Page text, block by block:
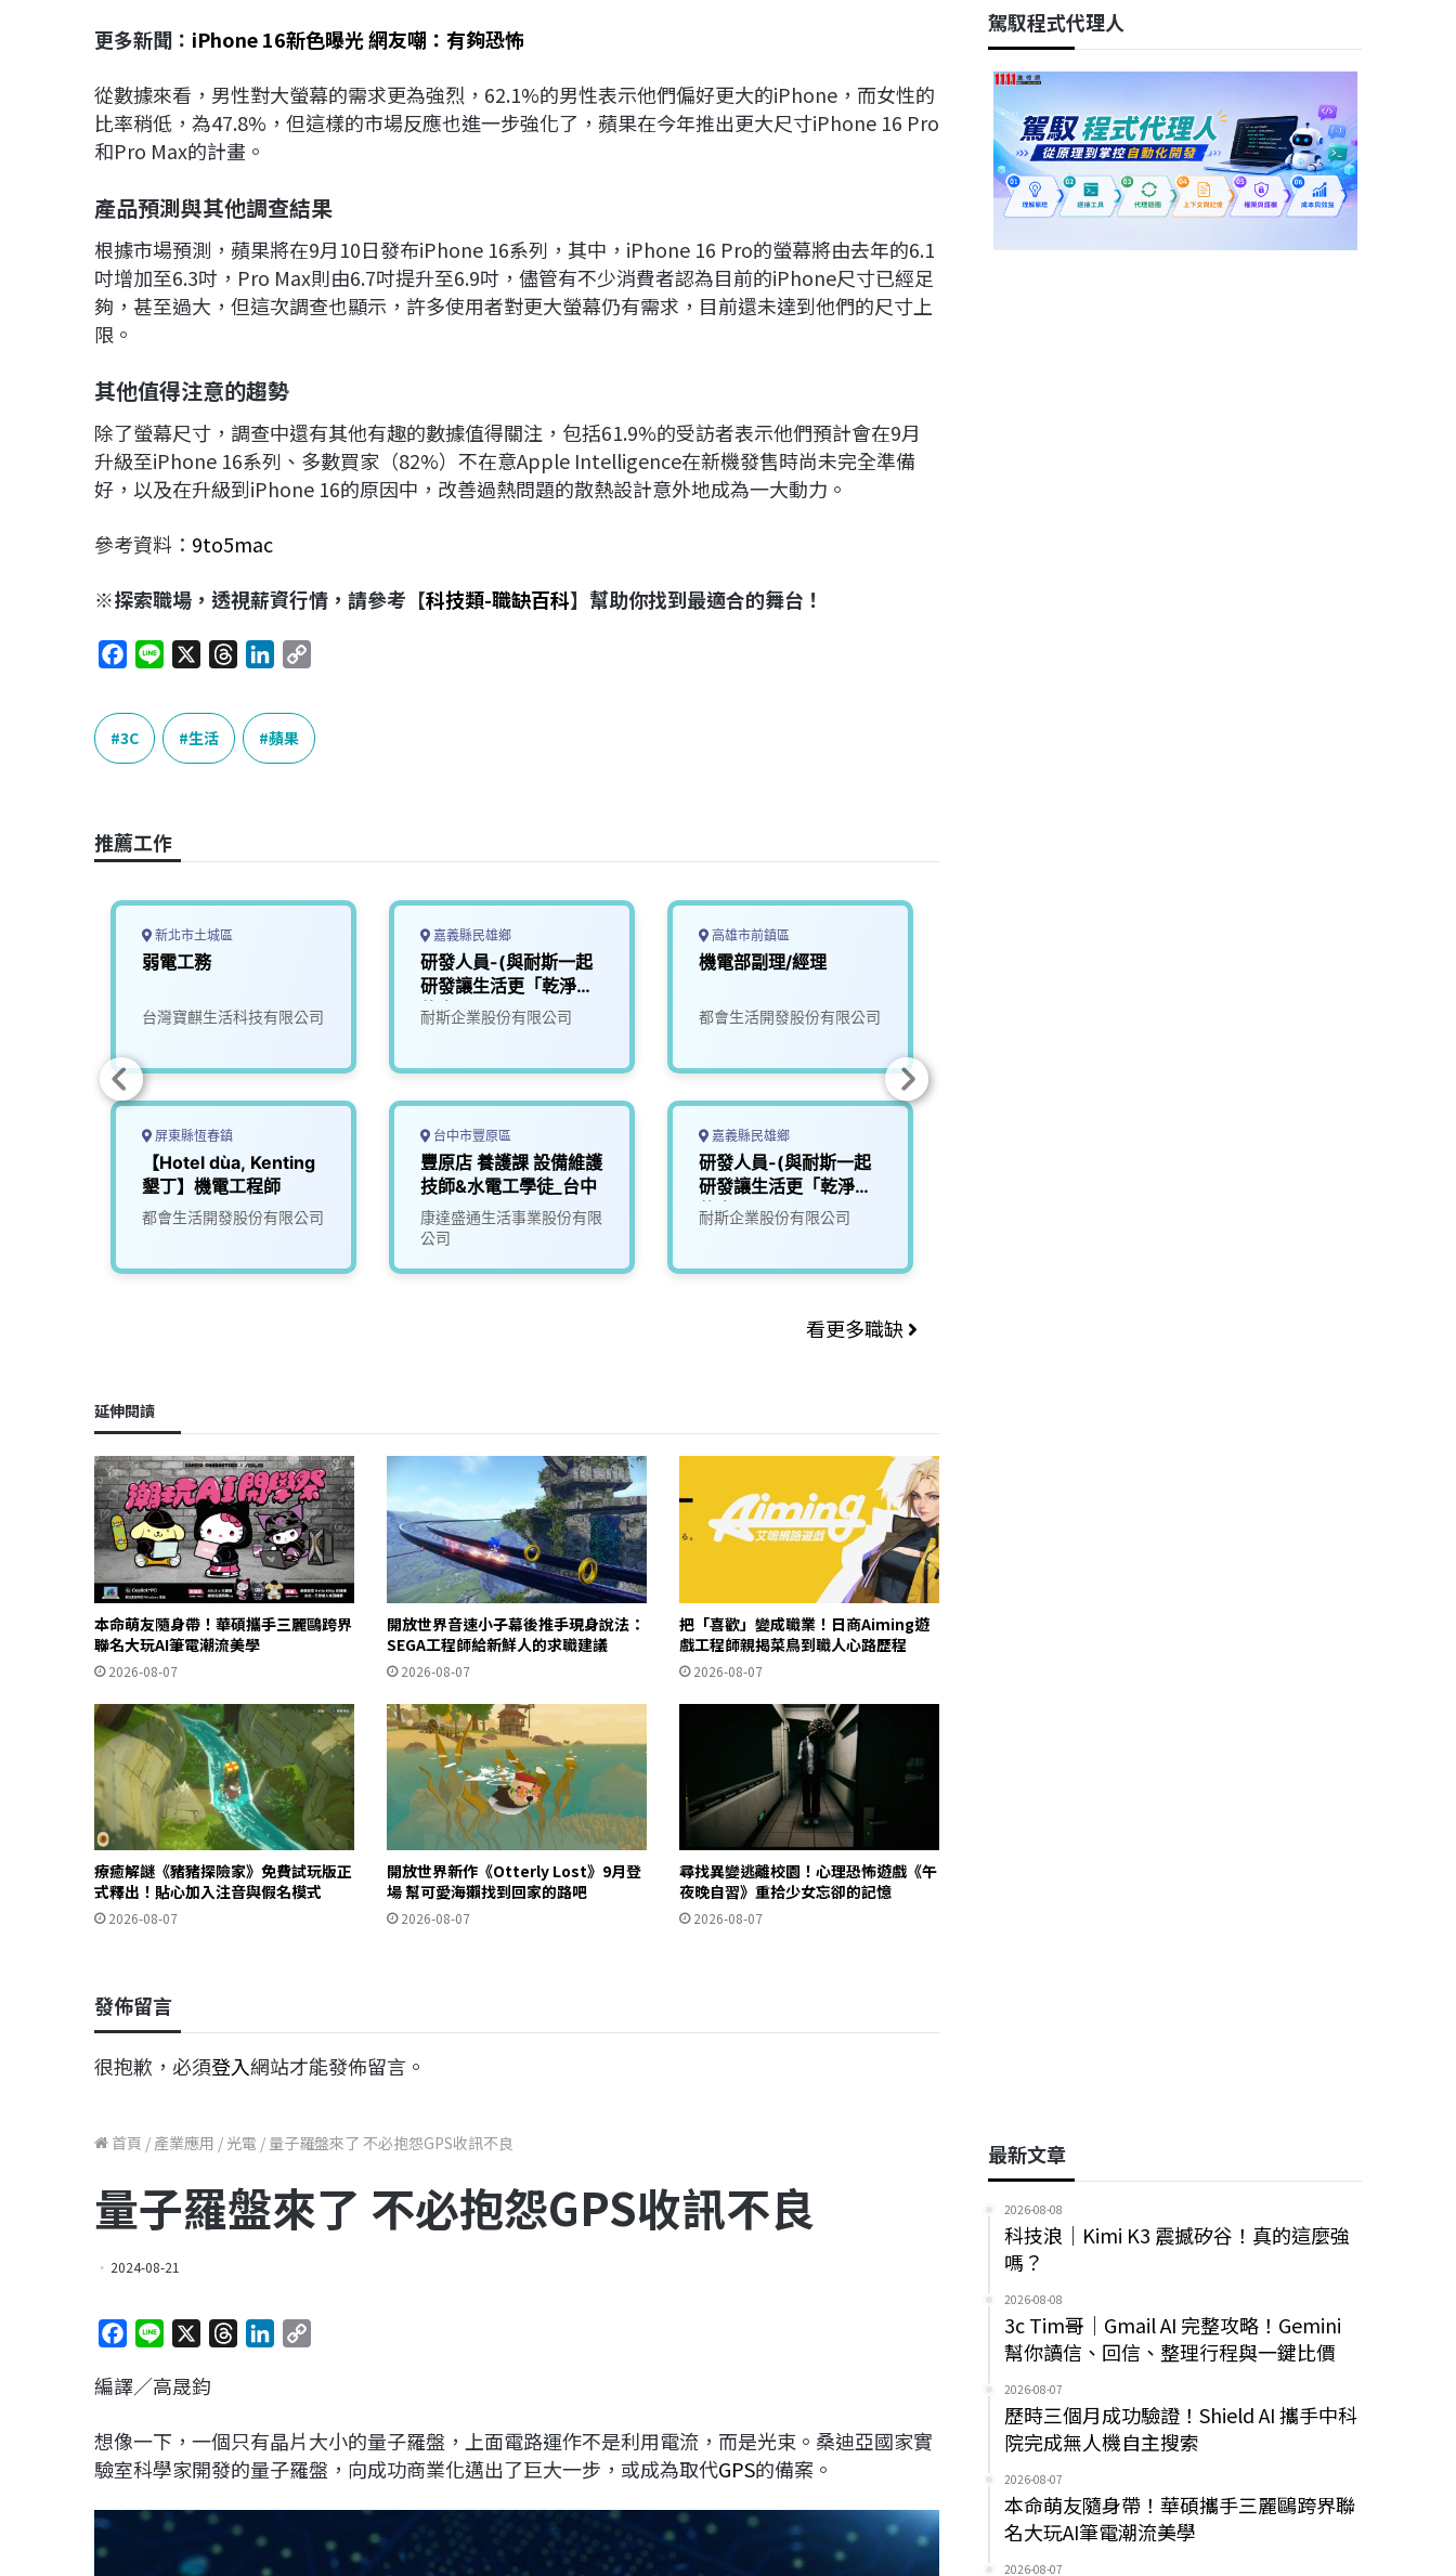
更多新聞： iPhone 16新色曝光 網友嘲：有夠恐怖
從數據來看，男性對大螢幕的需求更為強烈，62.1%的男性表示他們偏好更大的iPhone，而女性的
比率稍低，為47.8%，但這樣的市場反應也進一步強化了，蘋果在今年推出更大尺寸iPhone 16 Pro
和Pro Max的計畫。
產品預測與其他調查結果
根據市場預測，蘋果將在9月10日發布iPhone 16系列，其中，iPhone 16 Pro的螢幕將由去年的6.1
吋增加至6.3吋，Pro Max則由6.7吋提升至6.9吋，儘管有不少消費者認為目前的iPhone尺寸已經足
夠，甚至過大，但這次調查也顯示，許多使用者對更大螢幕仍有需求，目前還未達到他們的尺寸上
限。
其他值得注意的趨勢
除了螢幕尺寸，調查中還有其他有趣的數據值得關注，包括61.9%的受訪者表示他們預計會在9月
升級至iPhone 16系列、多數買家（82%）不在意Apple Intelligence在新機發售時尚未完全準備
好，以及在升級到iPhone 16的原因中，改善過熱問題的散熱設計意外地成為一大動力。
參考資料： 9to5mac
※探索職場，透視薪資行情，請參考【科技類-職缺百科】幫助你找到最適合的舞台！
c
e
b
k
n
e
e
n
k
e
y
3C 生活 蘋果
推薦工作
新北市土城區
弱電工務
台灣寶麒生活科技有限公司
屏東縣恆春鎮
【Hotel dùa, Kenting
墾丁】機電工程師
都會生活開發股份有限公司
嘉義縣民雄鄉
研發人員-(與耐斯一起
研發讓生活更「乾淨」
的未來)2
耐斯企業股份有限公司
台中市豐原區
豐原店 養護課 設備維護
技師&水電工學徒_台中
康達盛通生活事業股份有限
公司
高雄市前鎮區
機電部副理/經理
都會生活開發股份有限公司
嘉義縣民雄鄉
研發人員-(與耐斯一起
研發讓生活更「乾淨」
的未來)1
耐斯企業股份有限公司
看更多職缺
延伸閱讀
本命萌友隨身帶！華碩攜手三麗鷗跨界
聯名大玩AI筆電潮流美學
2026-08-07
開放世界音速小子幕後推手現身說法：
SEGA工程師給新鮮人的求職建議
2026-08-07
把「喜歡」變成職業！日商Aiming遊
戲工程師親揭菜鳥到職人心路歷程
2026-08-07
療癒解謎《豬豬探險家》免費試玩版正
式釋出！貼心加入注音與假名模式
2026-08-07
開放世界新作《Otterly Lost》9月登
場 幫可愛海獺找到回家的路吧
2026-08-07
尋找異變逃離校園！心理恐怖遊戲《午
夜晚自習》重拾少女忘卻的記憶
2026-08-07
發佈留言
很抱歉，必須登入網站才能發佈留言。
駕馭程式代理人